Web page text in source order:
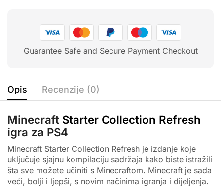
Guarantee Safe and Secure Payment Checkout
Opis Recenzije (0)
Minecraft Starter Collection Refresh
igra za PS4
Minecraft Starter Collection Refresh je izdanje koje
uključuje sjajnu kompilaciju sadržaja kako biste istražili
šta sve možete učiniti s Minecraftom. Minecraft je sada
veći, bolji i ljepši, s novim načinima igranja i dijeljenja.